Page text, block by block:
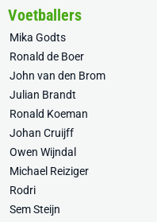
Voetballers
Mika Godts
Ronald de Boer
John van den Brom
Julian Brandt
Ronald Koeman
Johan Cruijff
Owen Wijndal
Michael Reiziger
Rodri
Sem Steijn